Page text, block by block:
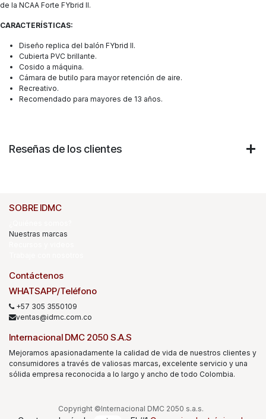
de la NCAA Forte FYbrid II.
CARACTERÍSTICAS:
Diseño replica del balón FYbrid II.
Cubierta PVC brillante.
Cosido a máquina.
Cámara de butilo para mayor retención de aire.
Recreativo.
Recomendado para mayores de 13 años.
Reseñas de los clientes
SOBRE IDMC
Nuestras marcas
Contáctenos
WHATSAPP/Teléfono
+57 305 3550109
ventas@idmc.com.co
Internacional DMC 2050 S.A.S
Mejoramos apasionadamente la calidad de vida de nuestros clientes y
consumidores a través de valiosas marcas, excelente servicio y una
sólida empresa reconocida a lo largo y ancho de todo Colombia.
Copyright ©Internacional DMC 2050 s.a.s.